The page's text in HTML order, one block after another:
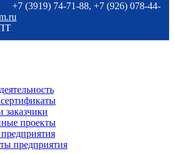
+7 (3919) 74-71-88, +7 (926) 078-44-
заказчики
проекты
предприятия